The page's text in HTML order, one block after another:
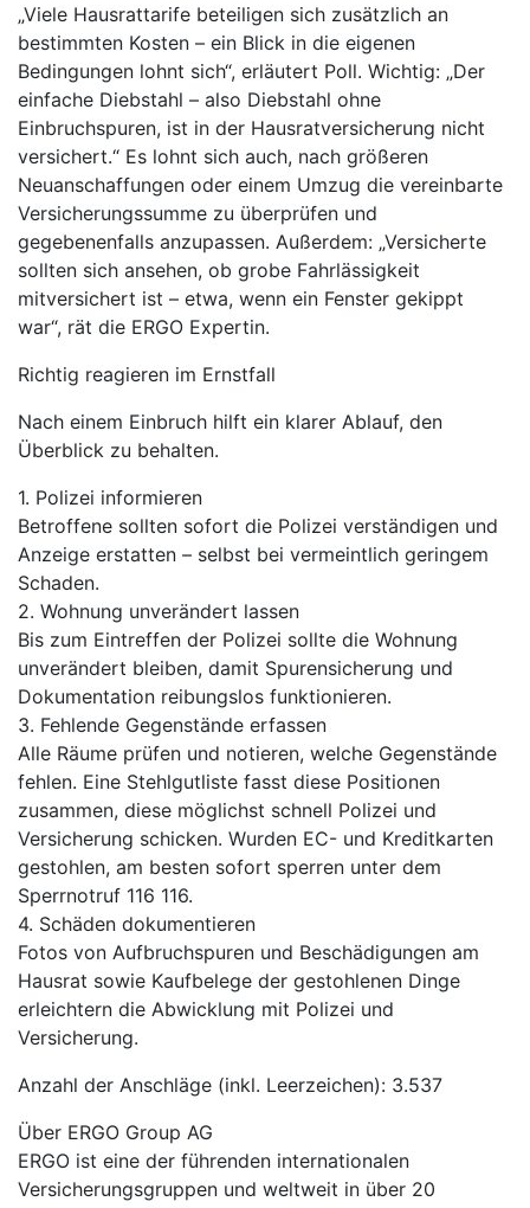
„Viele Hausrattarife beteiligen sich zusätzlich an
bestimmten Kosten – ein Blick in die eigenen
Bedingungen lohnt sich“, erläutert Poll. Wichtig: „Der
einfache Diebstahl – also Diebstahl ohne
Einbruchspuren, ist in der Hausratversicherung nicht
versichert.“ Es lohnt sich auch, nach größeren
Neuanschaffungen oder einem Umzug die vereinbarte
Versicherungssumme zu überprüfen und
gegebenenfalls anzupassen. Außerdem: „Versicherte
sollten sich ansehen, ob grobe Fahrlässigkeit
mitversichert ist – etwa, wenn ein Fenster gekippt
war“, rät die ERGO Expertin.
Richtig reagieren im Ernstfall
Nach einem Einbruch hilft ein klarer Ablauf, den
Überblick zu behalten.
1. Polizei informieren
Betroffene sollten sofort die Polizei verständigen und
Anzeige erstatten – selbst bei vermeintlich geringem
Schaden.
2. Wohnung unverändert lassen
Bis zum Eintreffen der Polizei sollte die Wohnung
unverändert bleiben, damit Spurensicherung und
Dokumentation reibungslos funktionieren.
3. Fehlende Gegenstände erfassen
Alle Räume prüfen und notieren, welche Gegenstände
fehlen. Eine Stehlgutliste fasst diese Positionen
zusammen, diese möglichst schnell Polizei und
Versicherung schicken. Wurden EC- und Kreditkarten
gestohlen, am besten sofort sperren unter dem
Sperrnotruf 116 116.
4. Schäden dokumentieren
Fotos von Aufbruchspuren und Beschädigungen am
Hausrat sowie Kaufbelege der gestohlenen Dinge
erleichtern die Abwicklung mit Polizei und
Versicherung.
Anzahl der Anschläge (inkl. Leerzeichen): 3.537
Über ERGO Group AG
ERGO ist eine der führenden internationalen
Versicherungsgruppen und weltweit in über 20